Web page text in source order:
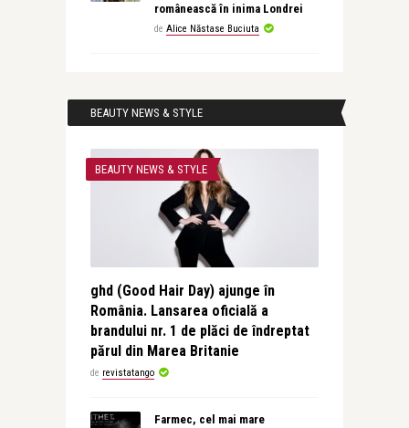
românească în inima Londrei
de Alice Năstase Buciuta
BEAUTY NEWS & STYLE
BEAUTY NEWS & STYLE
ghd (Good Hair Day) ajunge în
România. Lansarea oficială a
brandului nr. 1 de plăci de îndreptat
părul din Marea Britanie
de revistatango
Farmec, cel mai mare